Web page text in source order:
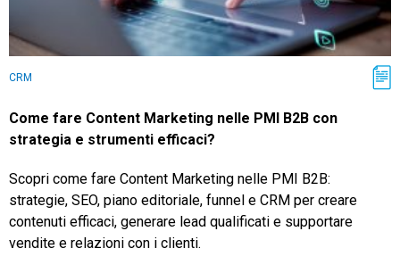
CRM
Come fare Content Marketing nelle PMI B2B con
strategia e strumenti efficaci?
Scopri come fare Content Marketing nelle PMI B2B:
strategie, SEO, piano editoriale, funnel e CRM per creare
contenuti efficaci, generare lead qualificati e supportare
vendite e relazioni con i clienti.